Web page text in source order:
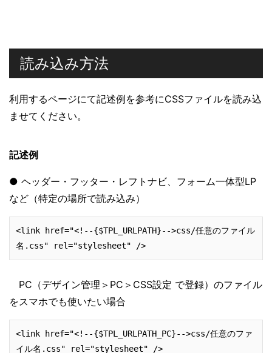
読み込み方法
利用するページにて記述例を参考にCSSファイルを読み込
ませてください。
記述例
● ヘッダー・フッター・レフトナビ、フォーム一体型LP
など（特定の場所で読み込み）
<link href="<!--{$TPL_URLPATH}-->css/任意のファイル
名.css" rel="stylesheet" />
PC（デザイン管理＞PC＞CSS設定 で登録）のファイル
をスマホでも使いたい場合
<link href="<!--{$TPL_URLPATH_PC}-->css/任意のファ
イル名.css" rel="stylesheet" />